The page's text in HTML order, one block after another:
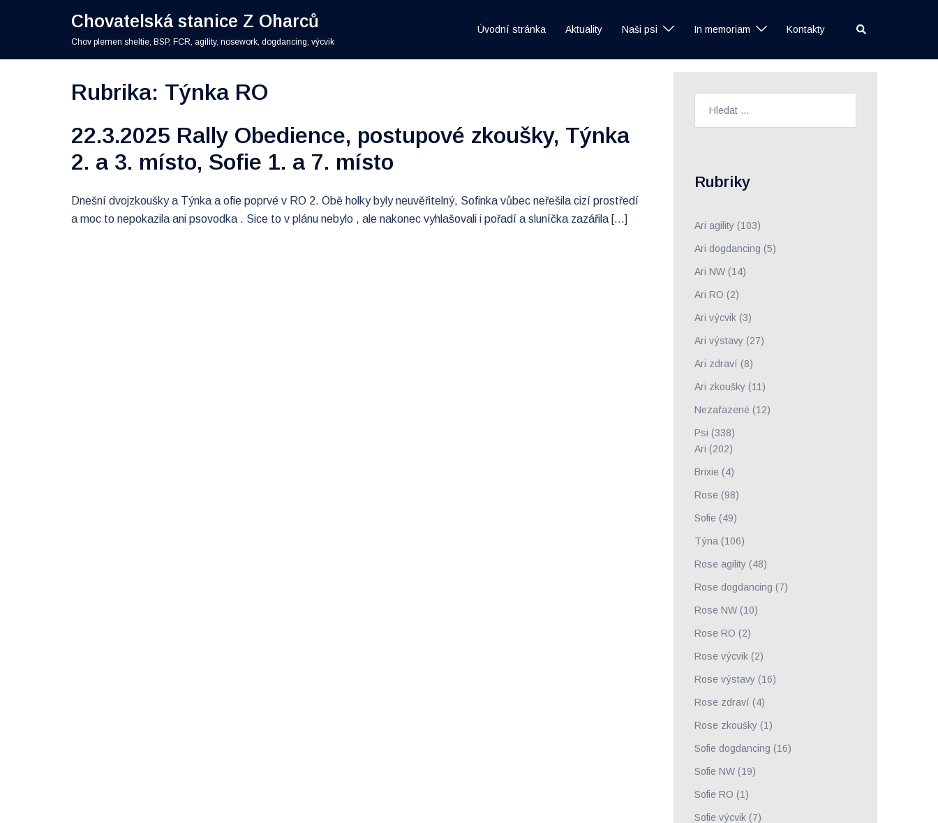
Chovatelská stanice Z Oharců
Chov plemen sheltie, BSP, FCR, agility, nosework, dogdancing, výcvik
Úvodní stránka Aktuality Naši psi In memoriam Kontakty Search
Rubrika: Týnka RO
22.3.2025 Rally Obedience, postupové zkoušky, Týnka
2. a 3. místo, Sofie 1. a 7. místo
Dnešní dvojzkoušky a Týnka a ofie poprvé v RO 2. Obě holky byly neuvěřitelný, Sofinka vůbec neřešila cizí prostředí
a moc to nepokazila ani psovodka . Sice to v plánu nebylo , ale nakonec vyhlašovali i pořadí a sluníčka zazářila […]
Rubriky
Ari agility(103)
Ari dogdancing (5)
Ari NW(14)
Ari RO (2)
Ari výcvik(3)
Ari výstavy(27)
Ari zdraví (8)
Ari zkoušky(11)
Nezařazené(12)
Psi (338)
Ari (202)
Brixie(4)
Rose(98)
Sofie(49)
Týna (106)
Rose agility(48)
Rose dogdancing (7)
Rose NW(10)
Rose RO (2)
Rose výcvik(2)
Rose výstavy(16)
Rose zdraví (4)
Rose zkoušky(1)
Sofie dogdancing (16)
Sofie NW(19)
Sofie RO (1)
Sofie výcvik(7)